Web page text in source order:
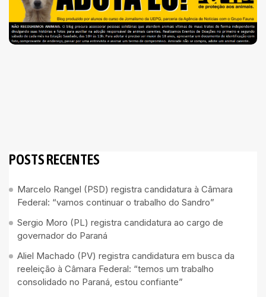
POSTS RECENTES
Marcelo Rangel (PSD) registra candidatura à Câmara
Federal: “vamos continuar o trabalho do Sandro”
Sergio Moro (PL) registra candidatura ao cargo de
governador do Paraná
Aliel Machado (PV) registra candidatura em busca da
reeleição à Câmara Federal: “temos um trabalho
consolidado no Paraná, estou confiante”